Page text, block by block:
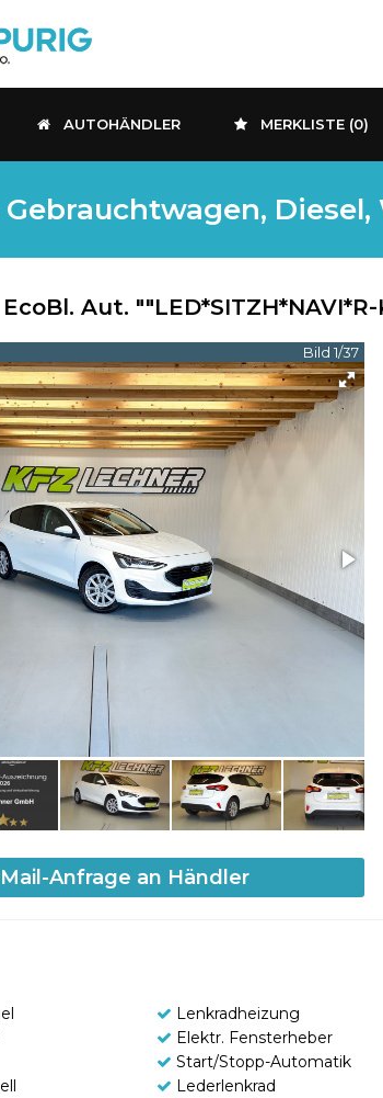
AUTOHÄNDLER MERKLISTE (0)
EcoBl. Aut. ""LED*SITZH*NAVI*R-
Bild 1/37
Anfrage an Händler
Lenkradheizung
Elektr. Fensterheber
Start/Stopp-Automatik
Lederlenkrad